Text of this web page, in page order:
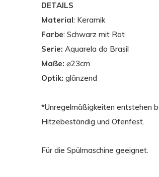
DETAILS
Material: Keramik
Farbe: Schwarz mit Rot
Serie: Aquarela do Brasil
Maße: ⌀23cm
Optik: glänzend
*Unregelmäßigkeiten entstehen
Hitzebeständig und Ofenfest.
Für die Spülmaschine geeignet.